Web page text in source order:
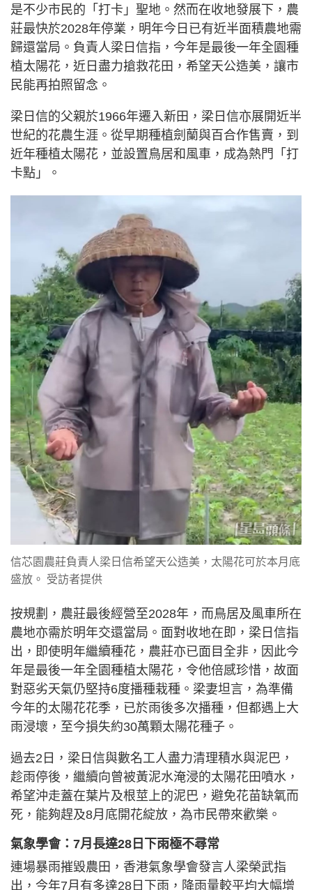
是不少市民的「打卡」聖地。然而在收地發展下，農
莊最快於2028年停業，明年今日已有近半面積農地需
歸還當局。負責人梁日信指，今年是最後一年全園種
植太陽花，近日盡力搶救花田，希望天公造美，讓市
民能再拍照留念。
梁日信的父親於1966年遷入新田，梁日信亦展開近半
世紀的花農生涯。從早期種植劍蘭與百合作售賣，到
近年種植太陽花，並設置鳥居和風車，成為熱門「打
卡點」。
信芯園農莊負責人梁日信希望天公造美，太陽花可於本月底
盛放。 受訪者提供
按規劃，農莊最後經營至2028年，而鳥居及風車所在
農地亦需於明年交還當局。面對收地在即，梁日信指
出，即使明年繼續種花，農莊亦已面目全非，因此今
年是最後一年全園種植太陽花，令他倍感珍惜，故面
對惡劣天氣仍堅持6度播種栽種。梁妻坦言，為準備
今年的太陽花花季，已於雨後多次播種，但都遇上大
雨浸壞，至今損失約30萬顆太陽花種子。
過去2日，梁日信與數名工人盡力清理積水與泥巴，
趁雨停後，繼續向曾被黃泥水淹浸的太陽花田噴水，
希望沖走蓋在葉片及根莖上的泥巴，避免花苗缺氧而
死，能夠趕及8月底開花綻放，為市民帶來歡樂。
氣象學會：7月長達28日下雨極不尋常
連場暴雨摧毀農田，香港氣象學會發言人梁榮武指
出，今年7月有多達28日下雨，降雨量較平均大幅增